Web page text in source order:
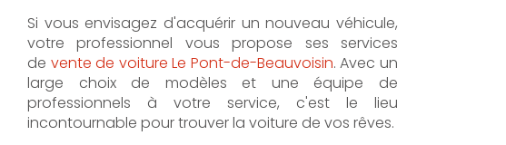
Si vous envisagez d'acquérir un nouveau véhicule,
votre professionnel vous propose ses services
de vente de voiture Le Pont-de-Beauvoisin. Avec un
large choix de modèles et une équipe de
professionnels à votre service, c'est le lieu
incontournable pour trouver la voiture de vos rêves.